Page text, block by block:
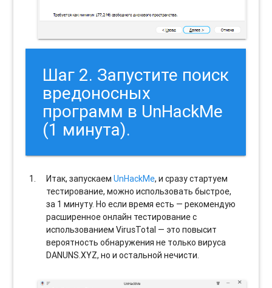
Шаг 2. Запустите поиск
вредоносных
программ в UnHackMe
(1 минута).
Итак, запускаемUnHackMe, и сразу стартуем
тестирование, можно использовать быстрое,
за 1 минуту. Но если время есть — рекомендую
расширенное онлайн тестирование с
использованием VirusTotal — это повысит
вероятность обнаружения не только вируса
DANUNS.XYZ, но и остальной нечисти.